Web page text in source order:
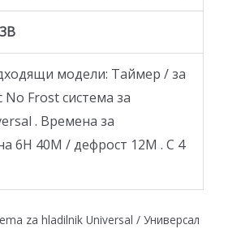
модели: Таймер / за
No Frost система за
. Времена за
6H 40M / дефрост 12M . С 4
za hladilnik Universal / Универсал